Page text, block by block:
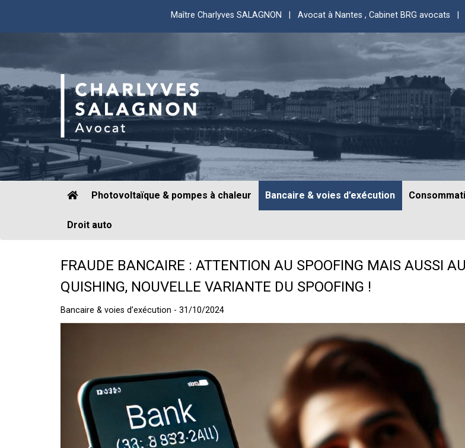
Maître Charlyves SALAGNON | Avocat à Nantes , Cabinet BRG avocats |
Photovoltaïque & pompes à chaleur Bancaire & voies d’exécution
Droit auto
FRAUDE BANCAIRE : ATTENTION AU SPOOFING MAIS AUSSI AU
QUISHING, NOUVELLE VARIANTE DU SPOOFING !
Bancaire & voies d’exécution - 31/10/2024